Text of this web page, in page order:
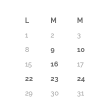
L M M
1
2 3
8
9 10
15
16 17
22
23 24
29
30
31